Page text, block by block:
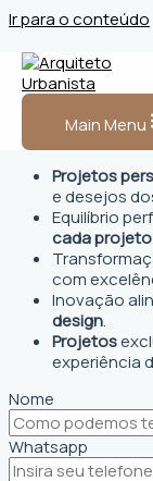
Ir para o conteúdo
Main Menu
Projetos
e desejos
Equilíbrio
cada projeto.
com
Inovação
design.
Projetos
experiência
Nome
Whatsapp